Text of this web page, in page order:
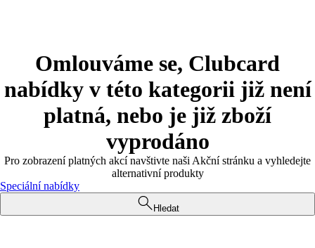
Omlouváme se, Clubcard
nabídky v této kategorii již není
platná, nebo je již zboží
vyprodáno
Pro zobrazení platných akcí navštivte naši Akční stránku a vyhledejte
alternativní produkty
Speciální nabídky
Hledat